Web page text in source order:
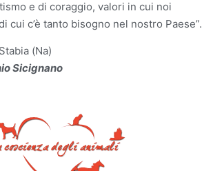
e di coraggio, valori in cui noi
cui c’è tanto bisogno nel nostro Paese”.
(Na)
Sicignano